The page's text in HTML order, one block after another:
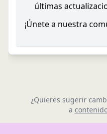
últimas
¡Únete a nuestra
¿Quieres sugerir
a